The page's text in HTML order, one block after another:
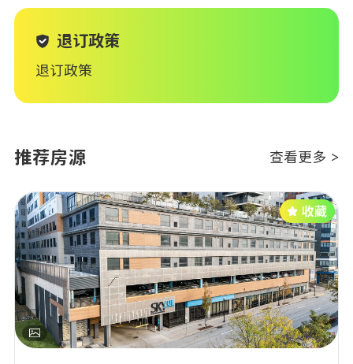
退订政策
退订政策
推荐房源 查看更多 >